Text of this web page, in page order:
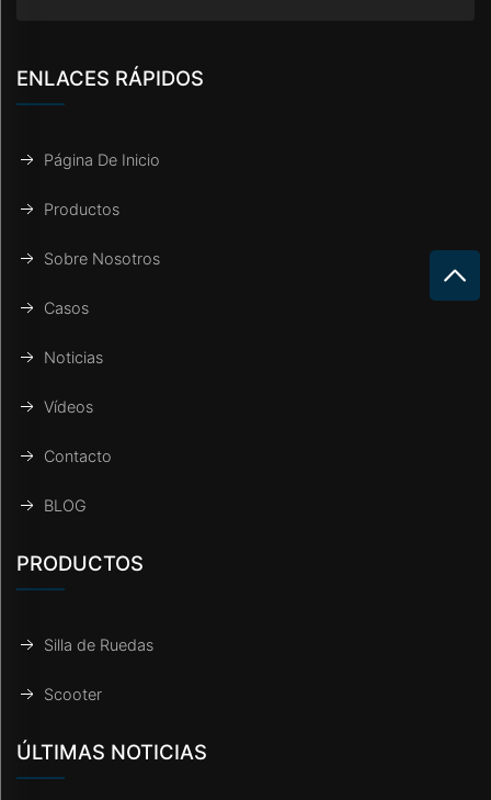
ENLACES RÁPIDOS
Página De Inicio
Productos
Sobre Nosotros
Casos
Noticias
Vídeos
Contacto
BLOG
PRODUCTOS
Silla de Ruedas
Scooter
ÚLTIMAS NOTICIAS